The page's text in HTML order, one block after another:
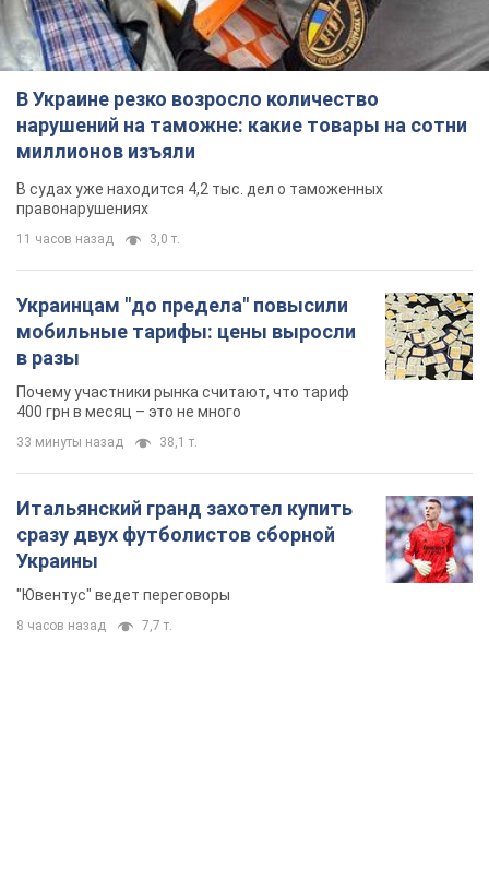
В Украине резко возросло количество
нарушений на таможне: какие товары на сотни
миллионов изъяли
В судах уже находится 4,2 тыс. дел о таможенных
правонарушениях
11 часов назад 3,0 т.
Украинцам "до предела" повысили
мобильные тарифы: цены выросли
в разы
Почему участники рынка считают, что тариф
400 грн в месяц – это не много
33 минуты назад 38,1 т.
Итальянский гранд захотел купить
сразу двух футболистов сборной
Украины
"Ювентус" ведет переговоры
8 часов назад 7,7 т.